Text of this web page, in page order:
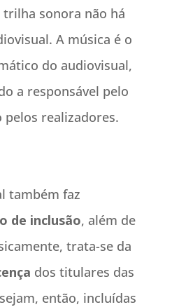
sonora não há
A música é o
do audiovisual,
a responsável pelo
pelos realizadores.
também faz
de inclusão, além de
trata-se da
dos titulares das
então, incluídas